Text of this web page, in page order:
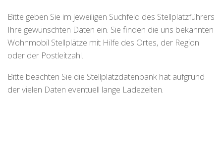
Bitte geben Sie im jeweiligen Suchfeld des Stellplatzführers
Ihre gewünschten Daten ein. Sie finden die uns bekannten
Wohnmobil Stellplätze mit Hilfe des Ortes, der Region
oder der Postleitzahl.
Bitte beachten Sie die Stellplatzdatenbank hat aufgrund
der vielen Daten eventuell lange Ladezeiten.